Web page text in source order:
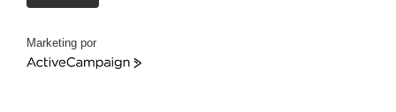
Marketing por
ActiveCampaign